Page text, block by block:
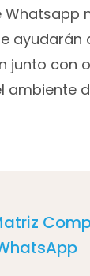
Whatsapp
ayudarán
junto con
ambiente